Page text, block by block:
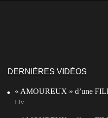
DERNIÈRES VIDÉOS
« AMOUREUX » d’une
Liv